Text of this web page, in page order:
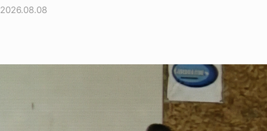
2026.08.08